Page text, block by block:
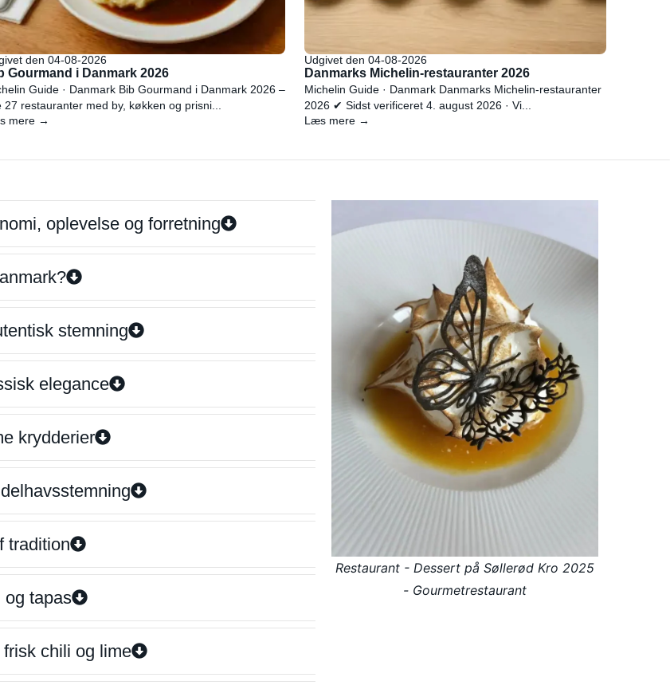
den 04-08-2026
Gourmand i Danmark 2026
Guide · Danmark Bib Gourmand i Danmark 2026 –
27 restauranter med by, køkken og prisni...
mere →
Udgivet den 04-08-2026
Danmarks Michelin-restauranter 2026
Michelin Guide · Danmark Danmarks Michelin-restauranter
2026 ✔ Sidst verificeret 4. august 2026 · Vi...
Læs mere →
oplevelse og forretning
stemning
elegance
krydderier
tradition
og tapas
chili og lime
Restaurant - Dessert på Søllerød Kro 2025
- Gourmetrestaurant